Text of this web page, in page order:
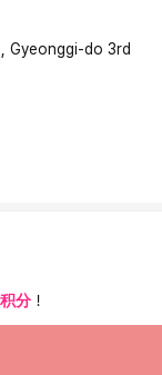
Gyeonggi-do 3rd
分 ！